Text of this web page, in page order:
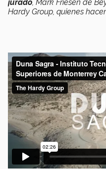
jurado, Mark Friesen de
Hardy Group, quienes